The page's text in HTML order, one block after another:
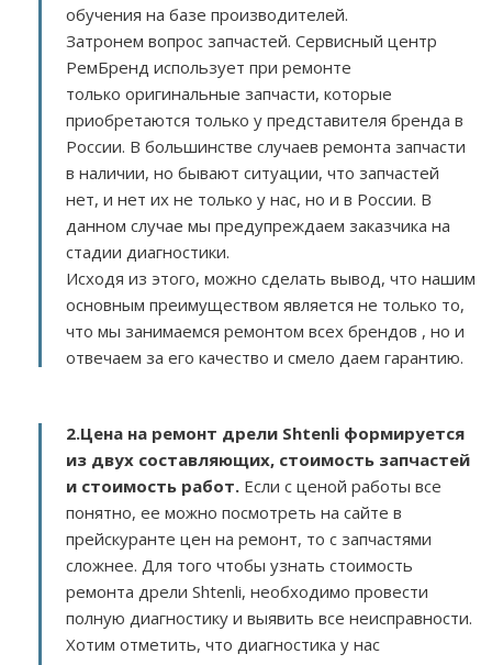
обучения на базе производителей.
Затронем вопрос запчастей. Сервисный центр
РемБренд использует при ремонте
только оригинальные запчасти, которые
приобретаются только у представителя бренда в
России. В большинстве случаев ремонта запчасти
в наличии, но бывают ситуации, что запчастей
нет, и нет их не только у нас, но и в России. В
данном случае мы предупреждаем заказчика на
стадии диагностики.
Исходя из этого, можно сделать вывод, что нашим
основным преимуществом является не только то,
что мы занимаемся ремонтом всех брендов , но и
отвечаем за его качество и смело даем гарантию.
2.Цена на ремонт дрели Shtenli формируется
из двух составляющих, стоимость запчастей
и стоимость работ. Если с ценой работы все
понятно, ее можно посмотреть на сайте в
прейскуранте цен на ремонт, то с запчастями
сложнее. Для того чтобы узнать стоимость
ремонта дрели Shtenli, необходимо провести
полную диагностику и выявить все неисправности.
Хотим отметить, что диагностика у нас